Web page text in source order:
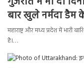
बार खुले नर्मदा डैम
महाराष्ट्र और मध्य प्रदेश में भारी
है।…